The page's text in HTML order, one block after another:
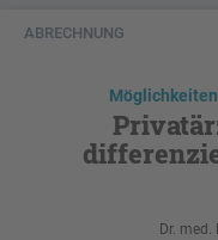
ABRECHNUNG
Dr. med.